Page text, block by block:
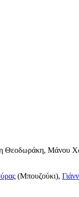
Θεοδωράκη, Μάνου
(Μπουζούκι),